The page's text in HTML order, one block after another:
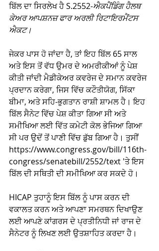
ਬਿੱਲ ਦਾ ਸਿਰਲੇਖ ਹੈ S.2552-ਐਕਪੈਂਡਿੰਗ ਹੈਲਥ
ਕੇਅਰ ਆਪਸ਼ਨਜ਼ ਫਾਰ ਅਰਲੀ ਰਿਟਾਇਰਮੈਂਟਸ
ਐਕਟ।
ਜੇਕਰ ਪਾਸ ਹੋ ਜਾਂਦਾ ਹੈ, ਤਾਂ ਇਹ ਬਿੱਲ 65 ਸਾਲ
ਅਤੇ ਇਸ ਤੋਂ ਵੱਧ ਉਮਰ ਦੇ ਅਮਰੀਕੀਆਂ ਨੂੰ ਪੇਸ਼
ਕੀਤੀ ਜਾਂਦੀ ਮੈਡੀਕੇਅਰ ਕਵਰੇਜ ਦੇ ਸਮਾਨ ਕਵਰੇਜ
ਪ੍ਰਦਾਨ ਕਰੇਗਾ, ਜਿਸ ਵਿੱਚ ਕਟੌਤੀਯੋਗ, ਸਿੱਕਾ
ਬੀਮਾ, ਅਤੇ ਸਹਿ-ਭੁਗਤਾਨ ਰਾਸ਼ੀ ਸ਼ਾਮਲ ਹੈ। ਇਹ
ਬਿੱਲ ਸੈਨੇਟ ਵਿੱਚ ਪੇਸ਼ ਕੀਤਾ ਗਿਆ ਸੀ ਅਤੇ
ਸਮੀਖਿਆ ਲਈ ਵਿੱਤ ਕਮੇਟੀ ਕੋਲ ਭੇਜਿਆ ਗਿਆ
ਸੀ ਪਰ ਉਦੋਂ ਤੋਂ ਪਾਣੀ ਵਿੱਚ ਡੁੱਬ ਗਿਆ ਹੈ। ਤੁਸੀਂ
https://www.congress.gov/bill/116th-
congress/senatebill/2552/text 'ਤੇ ਇਸ
ਬਿੱਲ ਦੀ ਸਥਿਤੀ ਦੀ ਸਮੀਖਿਆ ਕਰ ਸਕਦੇ ਹੋ।
HICAP ਤੁਹਾਨੂੰ ਇਸ ਬਿੱਲ ਨੂੰ ਪਾਸ ਕਰਨ ਦੀ
ਵਕਾਲਤ ਕਰਨ ਅਤੇ ਆਪਣਾ ਸਮਰਥਨ ਦਿਖਾਉਣ
ਲਈ ਆਪਣੇ ਕਾਂਗਰਸ ਦੇ ਪ੍ਰਤੀਨਿਧੀ ਜਾਂ ਰਾਜ ਦੇ
ਸੈਨੇਟਰ ਨੂੰ ਲਿਖਣ ਲਈ ਉਤਸ਼ਾਹਿਤ ਕਰਦਾ ਹੈ।